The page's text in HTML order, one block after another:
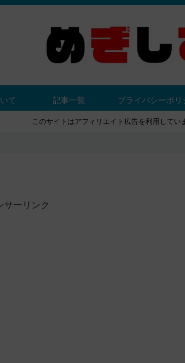
て 記事一覧 プライバシーポリ
このサイトはアフィリエイト広告を利用してい
サーリンク